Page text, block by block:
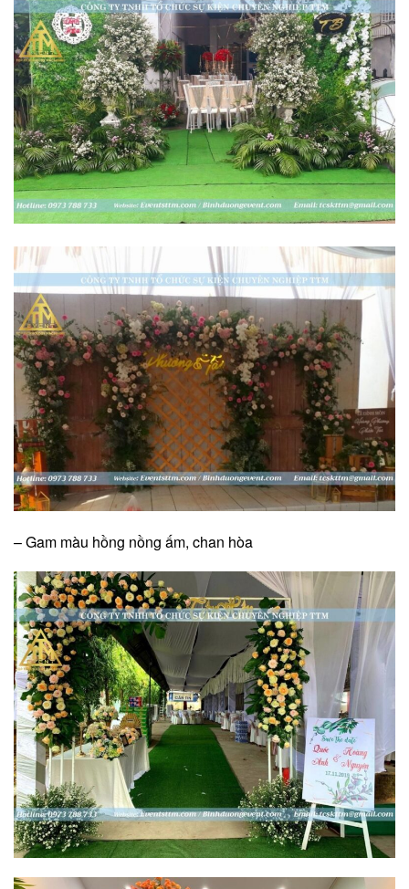
– Gam màu hồng nồng ấm, chan hòa